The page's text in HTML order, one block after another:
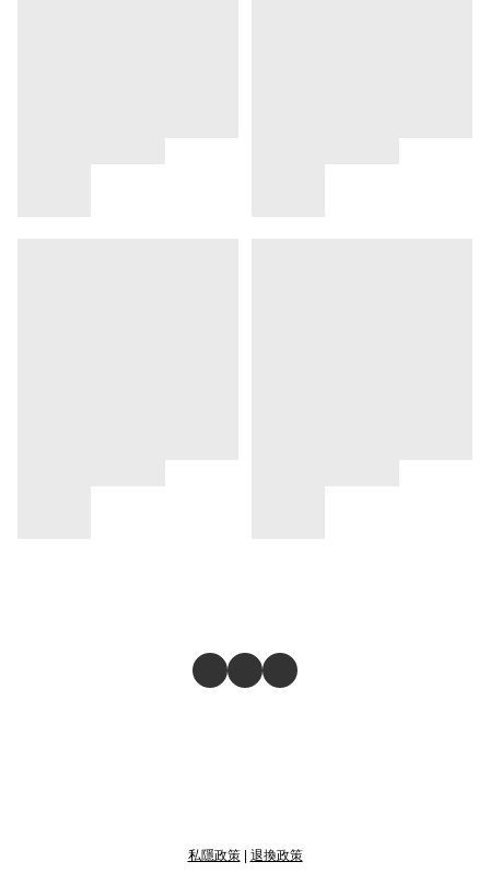
私隱政策| 退換政策